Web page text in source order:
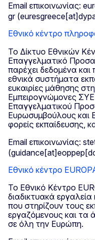
Email επικοινωνίας:
gr(
Εθνικό κέντρο
Το Δίκτυο Εθνικών
Επαγγελματικό
παρέχει δεδομένα και
εθνικά συστήματα
ευκαιρίες μάθησης
Εμπειρογνώμονες
Επαγγελματικού
Ευρωσυμβούλους και
φορείς εκπαίδευσης,
Email επικοινωνίας:
(
Εθνικό κέντρο
Το Εθνικό Κέντρο
διαδικτυακά
που στηρίζουν τους
εργαζόμενους και τα
σε όλη την Ευρώπη.